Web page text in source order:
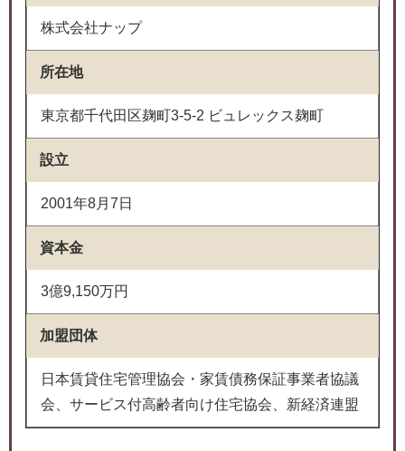
株式会社ナップ
所在地
東京都千代田区麹町3-5-2 ビュレックス麹町
設立
2001年8月7日
資本金
3億9,150万円
加盟団体
日本賃貸住宅管理協会・家賃債務保証事業者協議
会、サービス付高齢者向け住宅協会、新経済連盟